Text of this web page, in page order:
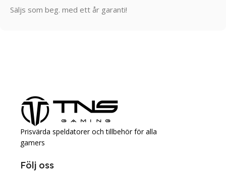
Säljs som beg. med ett år garanti!
Prisvärda speldatorer och tillbehör för alla
gamers
Följ oss